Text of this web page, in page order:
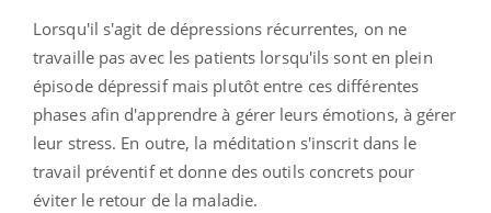
Lorsqu'il s'agit de dépressions récurrentes, on ne
travaille pas avec les patients lorsqu'ils sont en plein
épisode dépressif mais plutôt entre ces différentes
phases afin d'apprendre à gérer leurs émotions, à gérer
leur stress. En outre, la méditation s'inscrit dans le
travail préventif et donne des outils concrets pour
éviter le retour de la maladie.